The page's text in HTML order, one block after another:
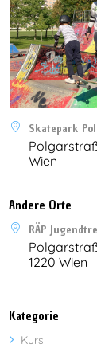
Skatepark
Wien
Andere Orte
RÄP
1220 Wien
Kategorie
Kurs